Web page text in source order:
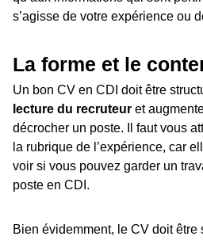
s’agisse de votre expérience ou
La forme et le
Un bon CV en CDI doit être
lecture du recruteur et
décrocher un poste. Il faut vous
la rubrique de l’expérience, car
voir si vous pouvez garder un
poste en CDI.
Bien évidemment, le CV doit être